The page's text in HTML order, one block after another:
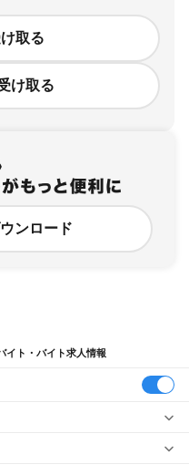
取る
け取る
ンロード
イト・バイト求人情報